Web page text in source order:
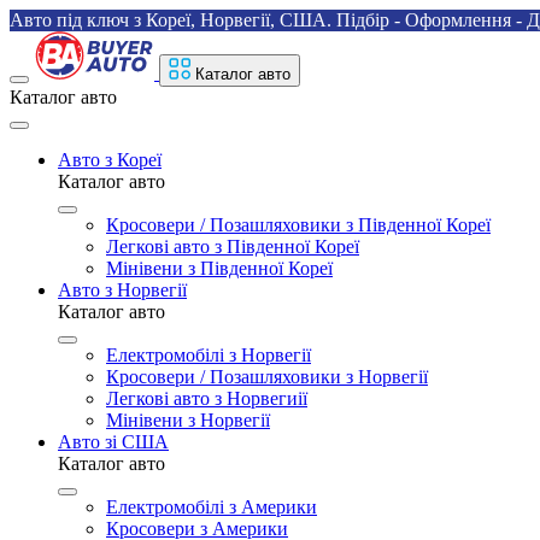
Авто під ключ з Кореї, Норвегії, США. Підбір - Оформлення -
Каталог авто
Каталог авто
Авто з Кореї
Каталог авто
Кросовери / Позашляховики з Південної Кореї
Легкові авто з Південної Кореї
Мінівени з Південної Кореї
Авто з Норвегії
Каталог авто
Електромобілі з Норвегії
Кросовери / Позашляховики з Норвегії
Легкові авто з Норвегиії
Мінівени з Норвегії
Авто зі США
Каталог авто
Електромобілі з Америки
Кросовери з Америки